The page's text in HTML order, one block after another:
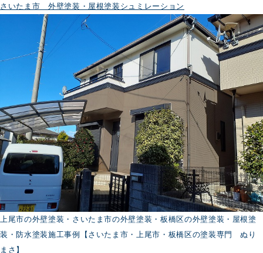
壁
塗
装
に
か
せ
な
い
バ
イ
オ
洗
浄
さいたま市 外壁塗装・屋根塗装シュミレーション
上尾市の外壁塗装・さいたま市の外壁塗装・板橋区の外壁塗装・屋根塗
装・防水塗装施工事例【さいたま市・上尾市・板橋区の塗装専門 ぬり
まさ】